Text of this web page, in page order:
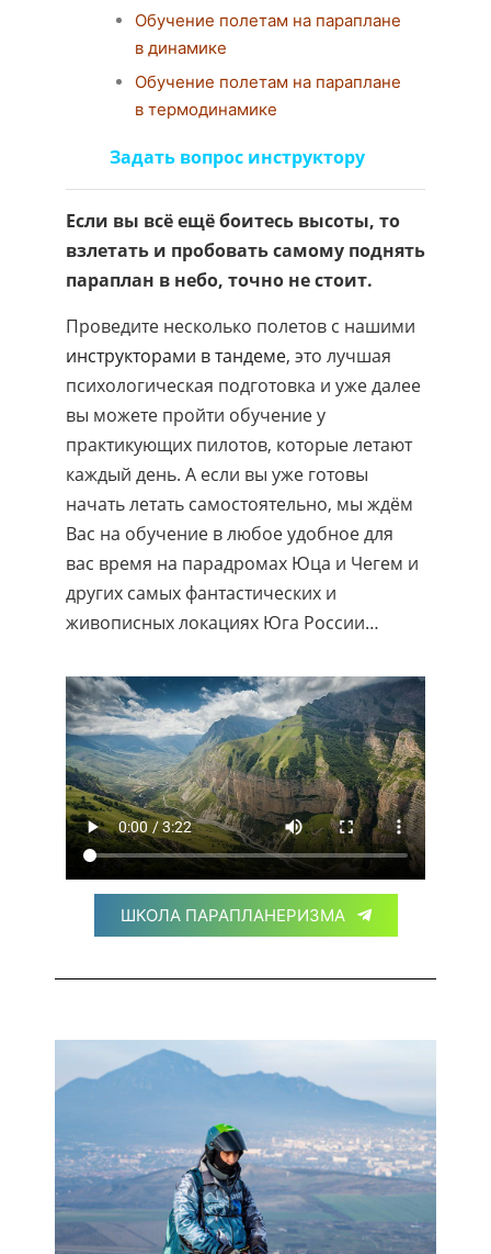
Обучение полетам на параплане
в динамике
Обучение полетам на параплане
в термодинамике
Задать вопрос инструктору
Если вы всё ещё боитесь высоты, то
взлетать и пробовать самому поднять
параплан в небо, точно не стоит.
Проведите несколько полетов с нашими
инструкторами в тандеме, это лучшая
психологическая подготовка и уже далее
вы можете пройти обучение у
практикующих пилотов, которые летают
каждый день. А если вы уже готовы
начать летать самостоятельно, мы ждём
Вас на обучение в любое удобное для
вас время на парадромах Юца и Чегем и
других самых фантастических и
живописных локациях Юга России…
ШКОЛА ПАРАПЛАНЕРИЗМА